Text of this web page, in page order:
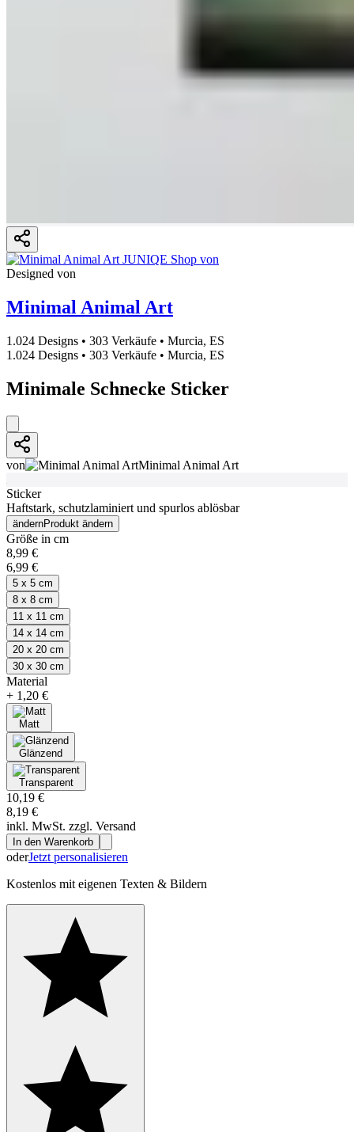
Designed von
Minimal Animal Art
1.024 Designs • 303 Verkäufe • Murcia, ES
1.024 Designs • 303 Verkäufe • Murcia, ES
Minimale Schnecke Sticker
von Minimal Animal Art
Sticker
Haftstark, schutzlaminiert und spurlos ablösbar
ändernProdukt ändern
Größe in cm
8,99 €
6,99 €
5 x 5 cm
8 x 8 cm
11 x 11 cm
14 x 14 cm
20 x 20 cm
30 x 30 cm
Material
+ 1,20 €
Matt
Glänzend
Transparent
10,19 €
8,19 €
inkl. MwSt. zzgl. Versand
In den Warenkorb
oderJetzt personalisieren
Kostenlos mit eigenen Texten & Bildern